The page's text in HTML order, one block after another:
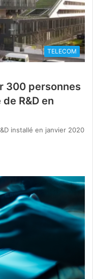
TELECOM
300 personnes
R&D en
installé en janvier 2020